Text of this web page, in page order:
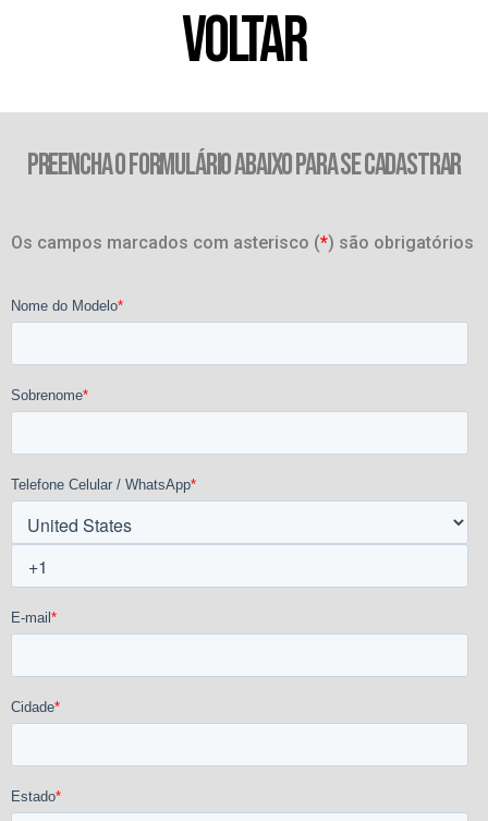
VOLTAR
PREENCHA O FORMULÁRIO ABAIXO PARA SE CADASTRAR
Os campos marcados com asterisco (*) são obrigatórios